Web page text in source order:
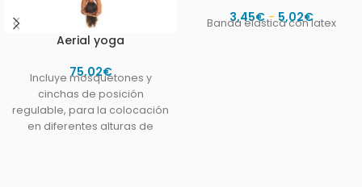
Aerial yoga
75,02€
Incluye mosquetones y
cinchas de posición
regulable, para la colocación
en diferentes alturas de
3,45€ - 5,02€
Banda elastica con latex